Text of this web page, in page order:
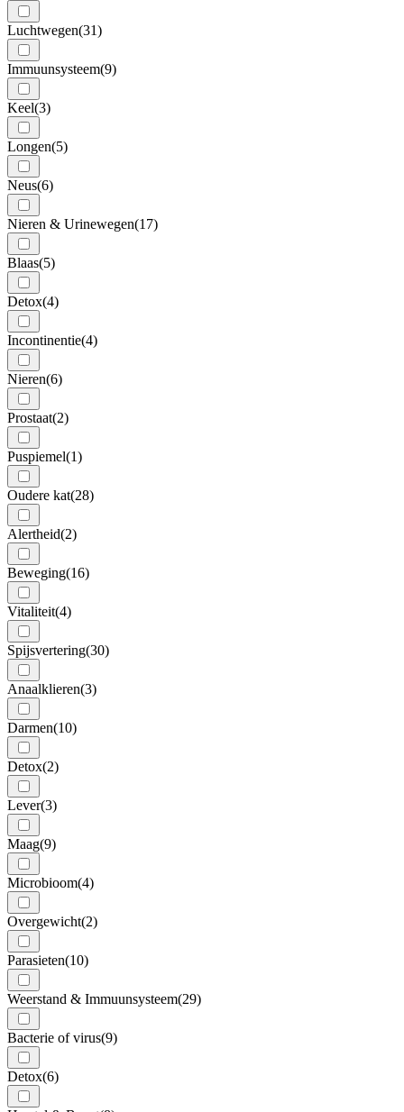
Luchtwegen(31)
Immuunsysteem(9)
Keel(3)
Longen(5)
Neus(6)
Nieren & Urinewegen(17)
Blaas(5)
Detox(4)
Incontinentie(4)
Nieren(6)
Prostaat(2)
Puspiemel(1)
Oudere kat(28)
Alertheid(2)
Beweging(16)
Vitaliteit(4)
Spijsvertering(30)
Anaalklieren(3)
Darmen(10)
Detox(2)
Lever(3)
Maag(9)
Microbioom(4)
Overgewicht(2)
Parasieten(10)
Weerstand & Immuunsysteem(29)
Bacterie of virus(9)
Detox(6)